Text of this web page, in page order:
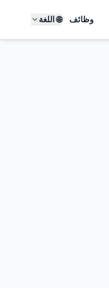
🌐 اللغة وظائف